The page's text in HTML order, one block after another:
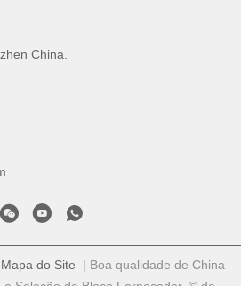
China.
Mapa do Site | Boa qualidade de China